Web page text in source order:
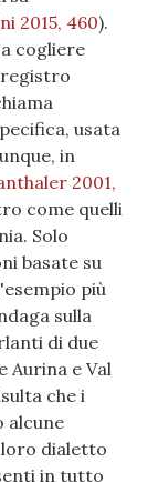
2015, 460).
cogliere
usata
in
2001,
come quelli
Solo
basate su
più
sulla
di due
Aurina e Val
che i
alcune
dialetto
in tutto